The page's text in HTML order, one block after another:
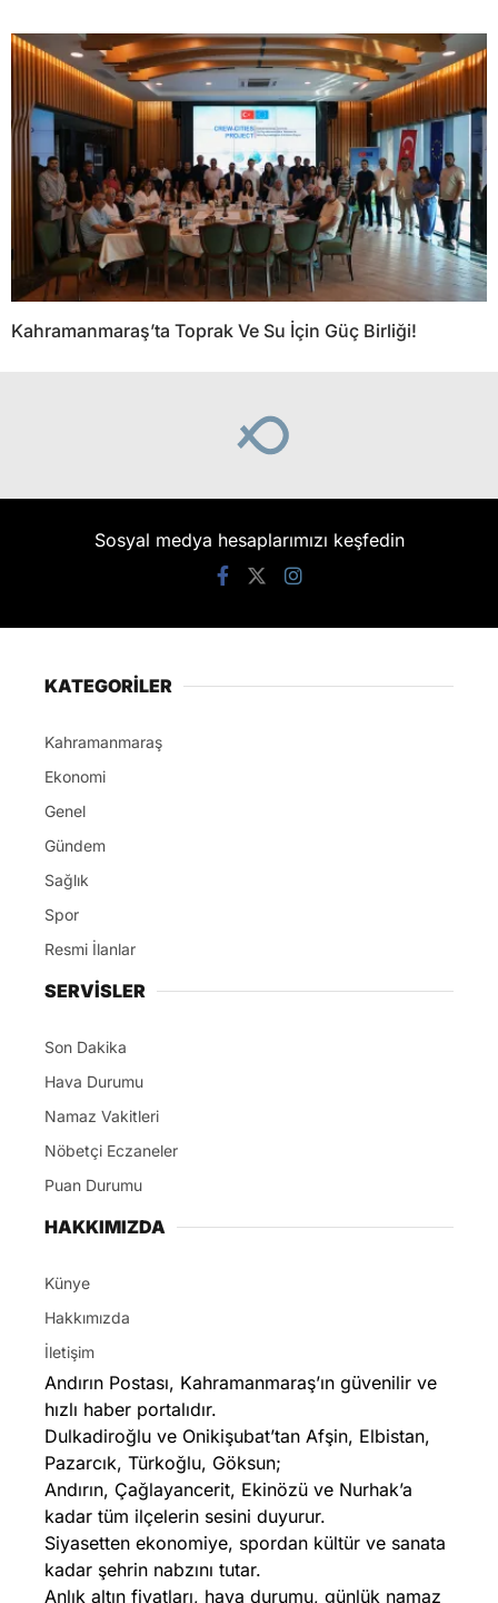
Kahramanmaraş’ta Toprak Ve Su İçin Güç Birliği!
Sosyal medya hesaplarımızı keşfedin
KATEGORİLER
Kahramanmaraş
Ekonomi
Genel
Gündem
Sağlık
Spor
Resmi İlanlar
SERVİSLER
Son Dakika
Hava Durumu
Namaz Vakitleri
Nöbetçi Eczaneler
Puan Durumu
HAKKIMIZDA
Künye
Hakkımızda
İletişim
Andırın Postası, Kahramanmaraş’ın güvenilir ve
hızlı haber portalıdır.
Dulkadiroğlu ve Onikişubat’tan Afşin, Elbistan,
Pazarcık, Türkoğlu, Göksun;
Andırın, Çağlayancerit, Ekinözü ve Nurhak’a
kadar tüm ilçelerin sesini duyurur.
Siyasetten ekonomiye, spordan kültür ve sanata
kadar şehrin nabzını tutar.
Anlık altın fiyatları, hava durumu, günlük namaz